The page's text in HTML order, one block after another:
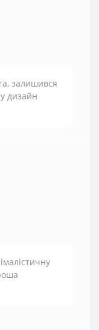
залишився
дизайн